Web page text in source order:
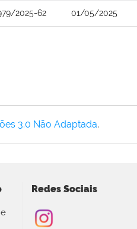
2025-62 01/05/2025
3.0 Não Adaptada.
Redes Sociais